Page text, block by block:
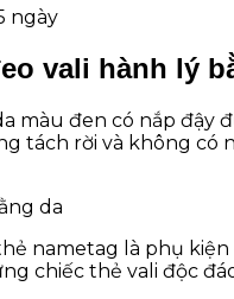
ngày
vali hành lý
màu đen có nắp đậy
tách rời và không có
da
nametag là phụ
chiếc thẻ vali độc